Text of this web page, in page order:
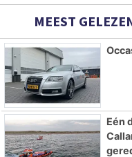
MEEST
Eén